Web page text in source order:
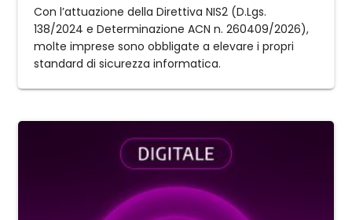
Con l’attuazione della Direttiva NIS2 (D.Lgs.
138/2024 e Determinazione ACN n. 260409/2026),
molte imprese sono obbligate a elevare i propri
standard di sicurezza informatica.